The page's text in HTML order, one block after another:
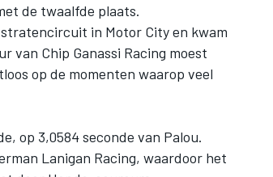
de twaalfde plaats.
in Motor City en kwam
van Chip Ganassi Racing moest
op de momenten waarop veel
op 3,0584 seconde van Palou.
Lanigan Racing, waardoor het